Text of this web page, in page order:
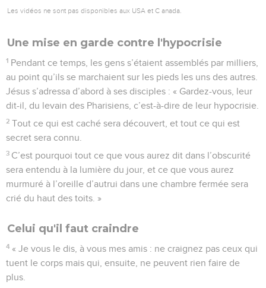
Les vidéos ne sont pas disponibles aux USA et C anada.
Une mise en garde contre l'hypocrisie
1 Pendant ce temps, les gens s’étaient assemblés par milliers,
au point qu’ils se marchaient sur les pieds les uns des autres.
Jésus s’adressa d’abord à ses disciples : « Gardez-vous, leur
dit-il, du levain des Pharisiens, c’est-à-dire de leur hypocrisie.
2 Tout ce qui est caché sera découvert, et tout ce qui est
secret sera connu.
3 C’est pourquoi tout ce que vous aurez dit dans l’obscurité
sera entendu à la lumière du jour, et ce que vous aurez
murmuré à l’oreille d’autrui dans une chambre fermée sera
crié du haut des toits. »
Celui qu'il faut craindre
4 « Je vous le dis, à vous mes amis : ne craignez pas ceux qui
tuent le corps mais qui, ensuite, ne peuvent rien faire de
plus.